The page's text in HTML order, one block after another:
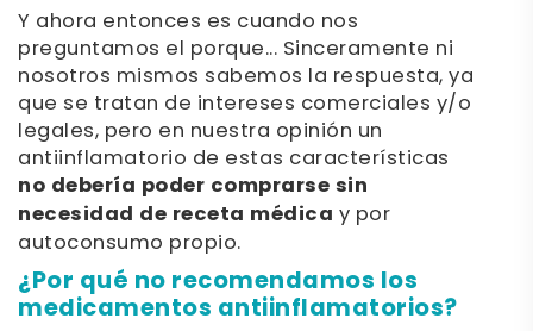
Y ahora entonces es cuando nos
preguntamos el porque... Sinceramente ni
nosotros mismos sabemos la respuesta, ya
que se tratan de intereses comerciales y/o
legales, pero en nuestra opinión un
antiinflamatorio de estas características
no debería poder comprarse sin
necesidad de receta médica y por
autoconsumo propio.
¿Por qué no recomendamos los
medicamentos antiinflamatorios?